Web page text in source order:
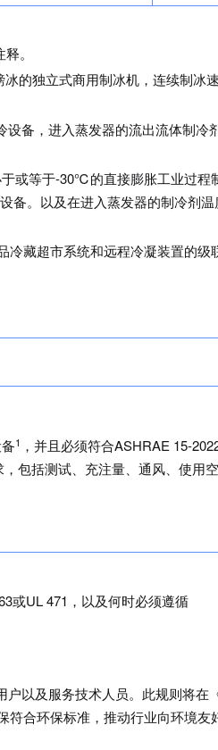
。
的独立式商用制冰机，连续制冰
备，进入蒸发器的流出流体制冷
或等于-30℃的直接膨胀工业过程
备。以及在进入蒸发器的制冷剂温
冷藏超市系统和远程冷凝装置的级
1 ，并且必须符合ASHRAE 15-
包括测试、充注量、通风、使用空
或UL 471，以及何时必须遵循
以及服务技术人员。此规则将在
符合环保标准，推动行业向环境友